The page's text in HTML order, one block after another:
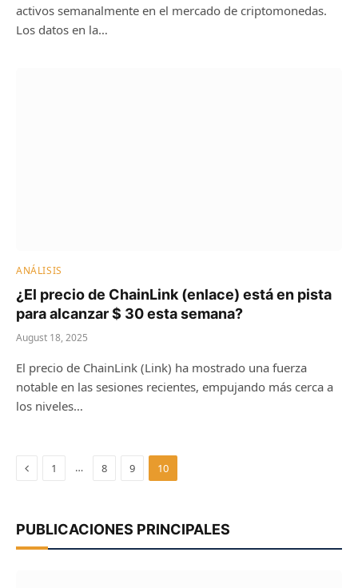
activos semanalmente en el mercado de criptomonedas.
Los datos en la…
ANÁLISIS
¿El precio de ChainLink (enlace) está en pista
para alcanzar $ 30 esta semana?
August 18, 2025
El precio de ChainLink (Link) ha mostrado una fuerza
notable en las sesiones recientes, empujando más cerca a
los niveles…
Previous
1 … 8 9 10
PUBLICACIONES PRINCIPALES